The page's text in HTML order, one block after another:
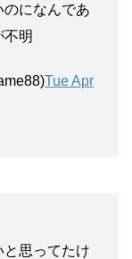
になんであ
不明
Tue Apr
思ってたけ